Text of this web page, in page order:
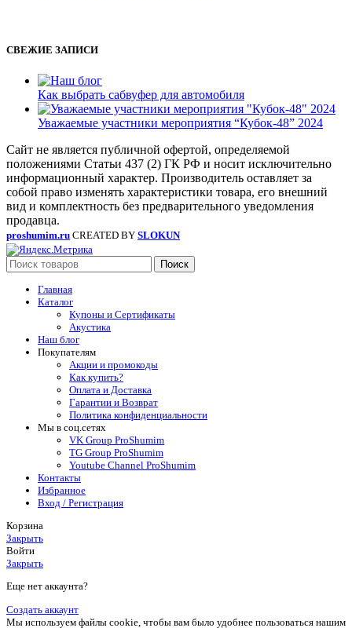
СВЕЖИЕ ЗАПИСИ
Как выбрать сабвуфер для автомобиля
Уважаемые участники мероприятия “Кубок-48” 2024
Сайт не является публичной офертой, определяемой
положениями Статьи 437 (2) ГК РФ и носит исключительно
информационный характер. Производитель оставляет за
собой право изменять характеристики товара, его внешний
вид и комплектность без предварительного уведомления
продавца.
proshumim.ru CREATED BY SLOKUN
Поиск
Главная
Каталог
Купоны и Сертификаты
Акустика
Наш блог
Покупателям
Акции и промокоды
Как купить?
Оплата и Доставка
Гарантии и Возврат
Политика конфиденциальности
Мы в соц.сетях
VK Group ProShumim
TG Group ProShumim
Youtube Channel ProShumim
Контакты
Избранное
Вход / Регистрация
Корзина
Закрыть
Войти
Закрыть
Еще нет аккаунта?
Создать аккаунт
Мы используем файлы cookie, чтобы вам было удобнее пользоваться нашим